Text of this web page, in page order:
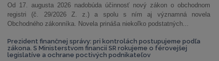
Od 17. augusta 2026 nadobúda účinnosť nový zákon o obchodnom
registri (č. 29/2026 Z. z.) a spolu s ním aj významná novela
Obchodného zákonníka. Novela prináša niekoľko podstatných...
Prezident finančnej správy: pri kontrolách postupujeme podľa
zákona. S Ministerstvom financií SR rokujeme o férovejšej
legislatíve a ochrane poctivých podnikateľov